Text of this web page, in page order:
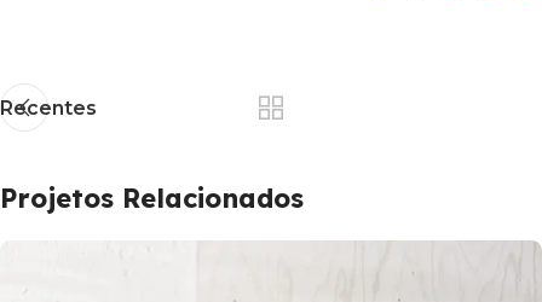
Recentes
Projetos Relacionados